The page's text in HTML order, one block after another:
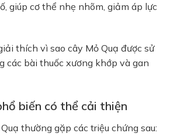
giúp cơ thể nhẹ nhõm, giảm áp lực
thích vì sao cây Mỏ Quạ được sử
các bài thuốc xương khớp và gan
biến có thể cải thiện
thường gặp các triệu chứng sau: